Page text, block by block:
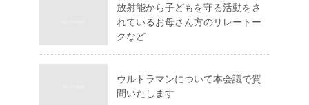
放射能から子どもを守る活動をさ
れているお母さん方のリレートー
クなど
ウルトラマンについて本会議で質
問いたします